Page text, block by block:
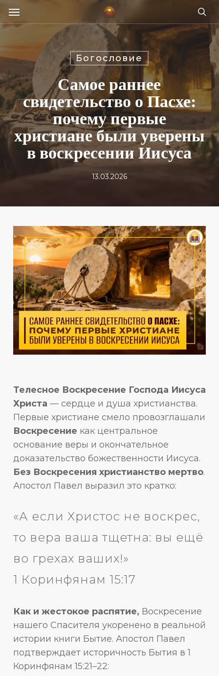
main
Menu
Богословие
Самое раннее
свидетельство о Пасхе:
почему первые
христиане были уверены
в воскресении Иисуса
13.03.2026
Телесное Воскресение Господа Иисуса
Христа — сердце и душа христианства.
Первые христиане смело провозглашали
Воскресение как центральное
основание веры и окончательное
доказательство божественности Иисуса.
Без Воскресения христианство мертво.
Апостол Павел выразил это кратко:
«А если Христос не воскрес,
то вера ваша тщетна: вы ещё
во грехах ваших!»
1 Коринфянам 15:17
Как и жестокое распятие, Воскресение
нашего Спасителя укоренено в реальной
истории книги Бытие. Апостол Павел
подтверждает историчность Бытия в 1
Коринфянам 15:21–22: